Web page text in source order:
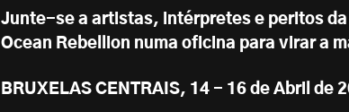
Junte-se a artistas, intérpretes e peritos da
Ocean Rebellion numa oficina para virar a
BRUXELAS CENTRAIS, 14 - 16 de Abril de